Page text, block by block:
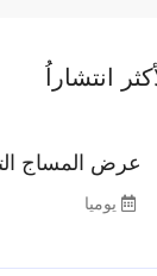
انتشاراُ
عرض المساج
يوميا